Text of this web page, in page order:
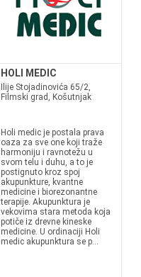
HOLI MEDIC
Ilije Stojadinovića 65/2,
Filmski grad, Košutnjak
Holi medic je postala prava
oaza za sve one koji traže
harmoniju i ravnotežu u
svom telu i duhu, a to je
postignuto kroz spoj
akupunkture, kvantne
medicine i biorezonantne
terapije. Akupunktura je
vekovima stara metoda koja
potiče iz drevne kineske
medicine. U ordinaciji Holi
medic akupunktura se p...